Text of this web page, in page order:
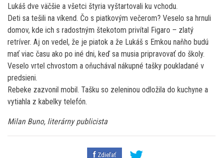
Lukáš dve väčšie a všetci štyria vyštartovali ku vchodu.
Deti sa tešili na víkend. Čo s piatkovým večerom? Veselo sa hrnuli
domov, kde ich s radostným štekotom privítal Figaro – zlatý
retríver. Aj on vedel, že je piatok a že Lukáš s Emkou naňho budú
mať viac času ako po iné dni, keď sa musia pripravovať do školy.
Veselo vrtel chvostom a oňuchával nákupné tašky poukladané v
predsieni.
Rebeke zazvonil mobil. Tašku so zeleninou odložila do kuchyne a
vytiahla z kabelky telefón.
Milan Buno, literárny publicista
Zdieľať